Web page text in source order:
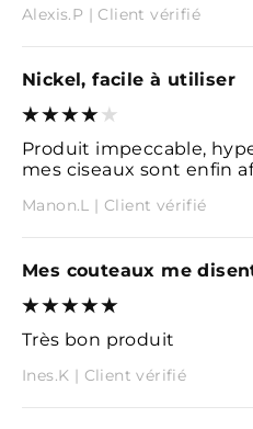
Alexis.P | Client vérifié
Nickel, facile à utiliser
Produit impeccable,
mes ciseaux sont enfin
Manon.L | Client vérifié
Mes couteaux me
Très bon produit
Ines.K | Client vérifié